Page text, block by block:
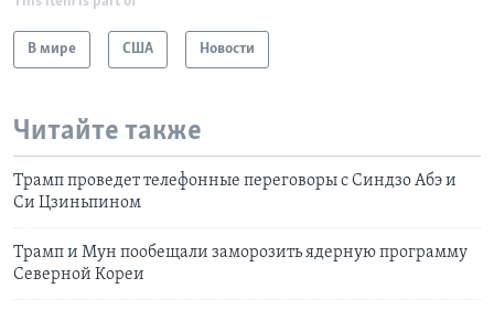
В мире США Новости
Читайте также
Трамп проведет телефонные переговоры с Синдзо Абэ и
Си Цзиньпином
Трамп и Мун пообещали заморозить ядерную программу
Северной Кореи